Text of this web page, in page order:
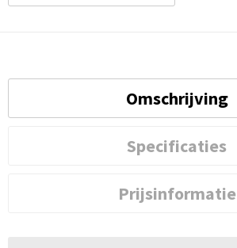
Omschrijving
Specificaties
Prijsinformatie